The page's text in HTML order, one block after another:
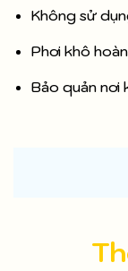
Không sử
Phơi khô
Bảo quản nơi